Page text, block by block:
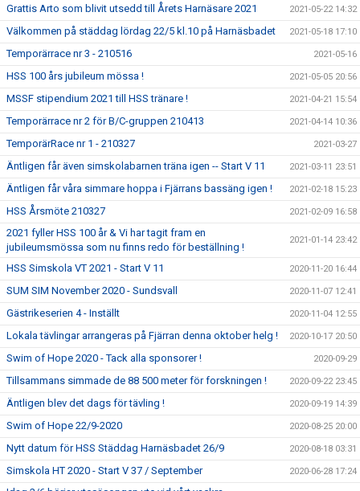
Grattis Arto som blivit utsedd till Årets Harnäsare 2021 2021-05-22 14:32
Välkommen på städdag lördag 22/5 kl.10 på Harnäsbadet 2021-05-18 17:10
Temporärrace nr 3 - 210516 2021-05-16
HSS 100 års jubileum mössa ! 2021-05-05 20:56
MSSF stipendium 2021 till HSS tränare ! 2021-04-21 15:54
Temporärrace nr 2 för B/C-gruppen 210413 2021-04-14 10:36
TemporärRace nr 1 - 210327 2021-03-27
Äntligen får även simskolabarnen träna igen -- Start V 11 2021-03-11 23:51
Äntligen får våra simmare hoppa i Fjärrans bassäng igen ! 2021-02-18 15:23
HSS Årsmöte 210327 2021-02-09 16:58
2021 fyller HSS 100 år & Vi har tagit fram en
jubileumsmössa som nu finns redo för beställning !
2021-01-14 23:42
HSS Simskola VT 2021 - Start V 11 2020-11-20 16:44
SUM SIM November 2020 - Sundsvall 2020-11-07 12:41
Gästrikeserien 4 - Inställt 2020-11-04 12:55
Lokala tävlingar arrangeras på Fjärran denna oktober helg ! 2020-10-17 20:50
Swim of Hope 2020 - Tack alla sponsorer ! 2020-09-29
Tillsammans simmade de 88 500 meter för forskningen ! 2020-09-22 23:45
Äntligen blev det dags för tävling ! 2020-09-19 14:39
Swim of Hope 22/9-2020 2020-08-25 20:00
Nytt datum för HSS Städdag Harnäsbadet 26/9 2020-08-18 03:31
Simskola HT 2020 - Start V 37 / September 2020-06-28 17:24